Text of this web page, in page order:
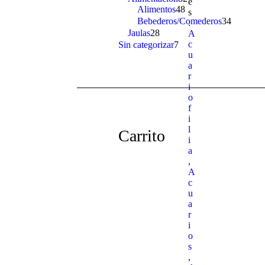
s
:
A
c
u
a
r
i
o
f
i
l
i
a
,
A
c
u
a
r
i
o
s
,
products
Alimentos48 48
products
Bebederos/Comederos34
Jaulas28
products
Sin categorizar7
products
Carrito